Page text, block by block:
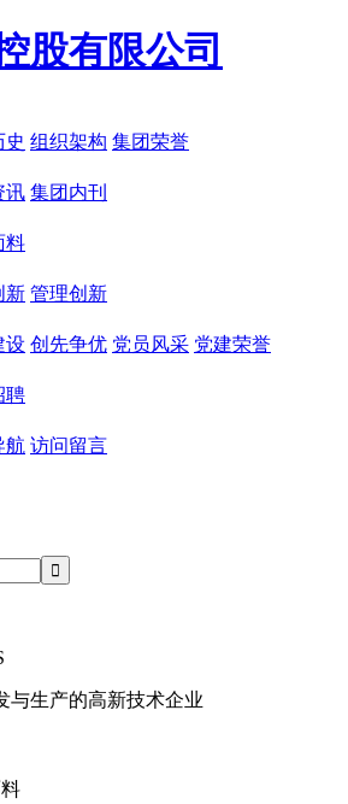
史 组织架构 集团荣誉
讯 集团内刊
料
新 管理创新
设 创先争优 党员风采 党建荣誉
聘
航 访问留言
与生产的高新技术企业